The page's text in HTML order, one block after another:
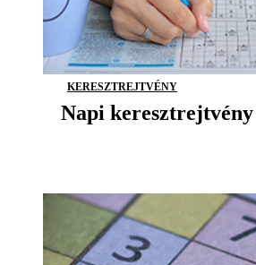
KERESZTREJTVÉNY
Napi keresztrejtvény